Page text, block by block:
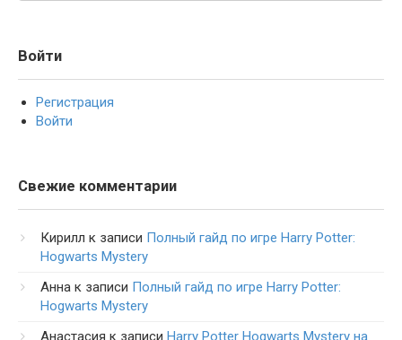
Войти
Регистрация
Войти
Свежие комментарии
Кирилл к записи Полный гайд по игре Harry Potter:
Hogwarts Mystery
Анна к записи Полный гайд по игре Harry Potter:
Hogwarts Mystery
Анастасия к записи Harry Potter Hogwarts Mystery на